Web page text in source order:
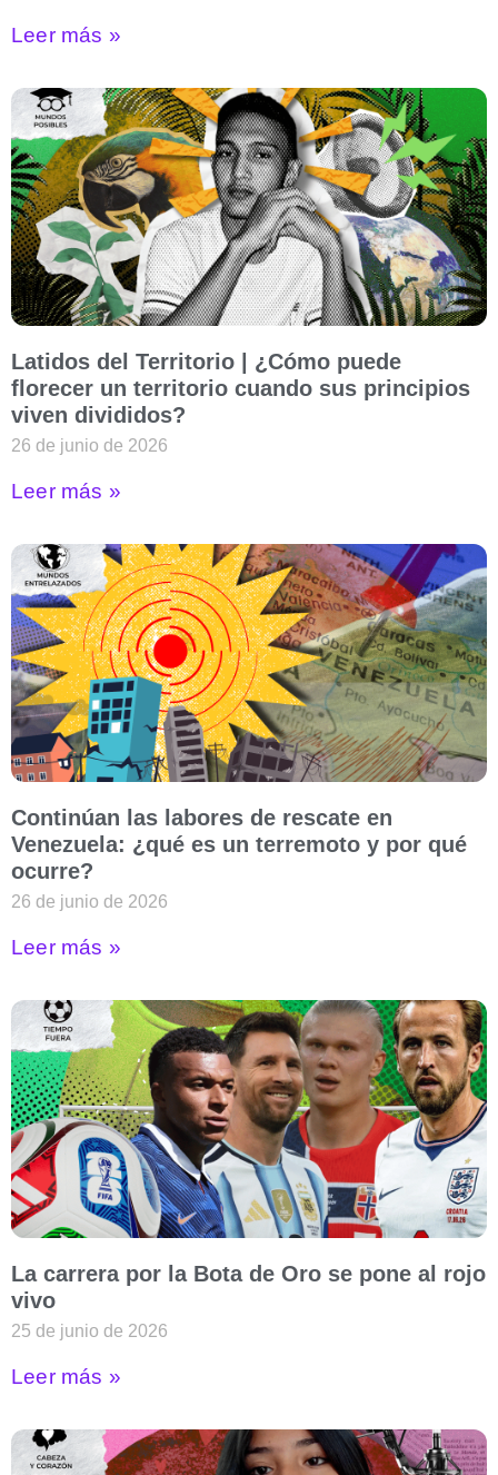
Leer más »
Latidos del Territorio | ¿Cómo puede
florecer un territorio cuando sus principios
viven divididos?
26 de junio de 2026
Leer más »
Continúan las labores de rescate en
Venezuela: ¿qué es un terremoto y por qué
ocurre?
26 de junio de 2026
Leer más »
La carrera por la Bota de Oro se pone al rojo
vivo
25 de junio de 2026
Leer más »